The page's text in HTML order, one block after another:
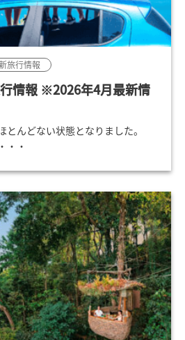
旅行情報
情報 ※2026年4月最新情
んどない状態となりました。
・・